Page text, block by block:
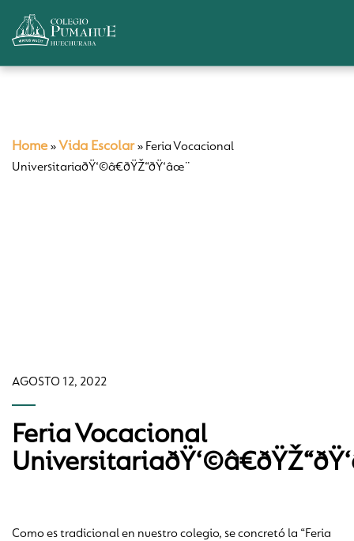
Home » Vida Escolar» Feria Vocacional
UniversitariaðŸ‘©â€ðŸŽ“ðŸ‘âœ¨
AGOSTO 12, 2022
Feria Vocacional
Como es tradicional en nuestro colegio, se concretó la “Feria